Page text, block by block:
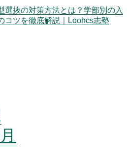
選抜の対策方法とは？学部別の入
コツを徹底解説｜Loohcs志塾